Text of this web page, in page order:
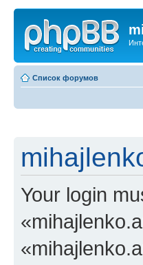
Список форумов
Your login